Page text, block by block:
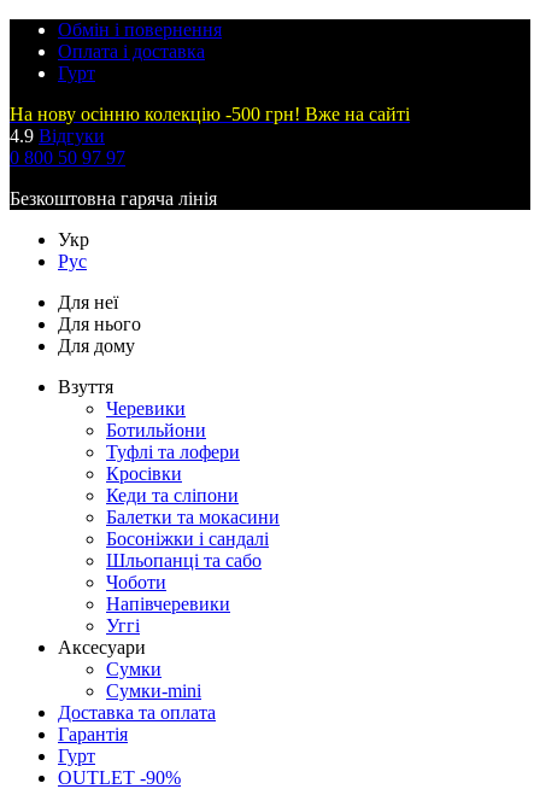
Обмін і повернення
Оплата і доставка
Гурт
На нову осінню колекцію -500 грн! Вже на сайті
4.9 Відгуки
0 800 50 97 97
Безкоштовна гаряча лінія
Укр
Рус
Для неї
Для нього
Для дому
Взуття
Черевики
Ботильйони
Туфлі та лофери
Кросівки
Кеди та сліпони
Балетки та мокасини
Босоніжки і сандалі
Шльопанці та сабо
Чоботи
Напівчеревики
Уггі
Аксесуари
Сумки
Сумки-mini
Доставка та оплата
Гарантія
Гурт
OUTLET -90%